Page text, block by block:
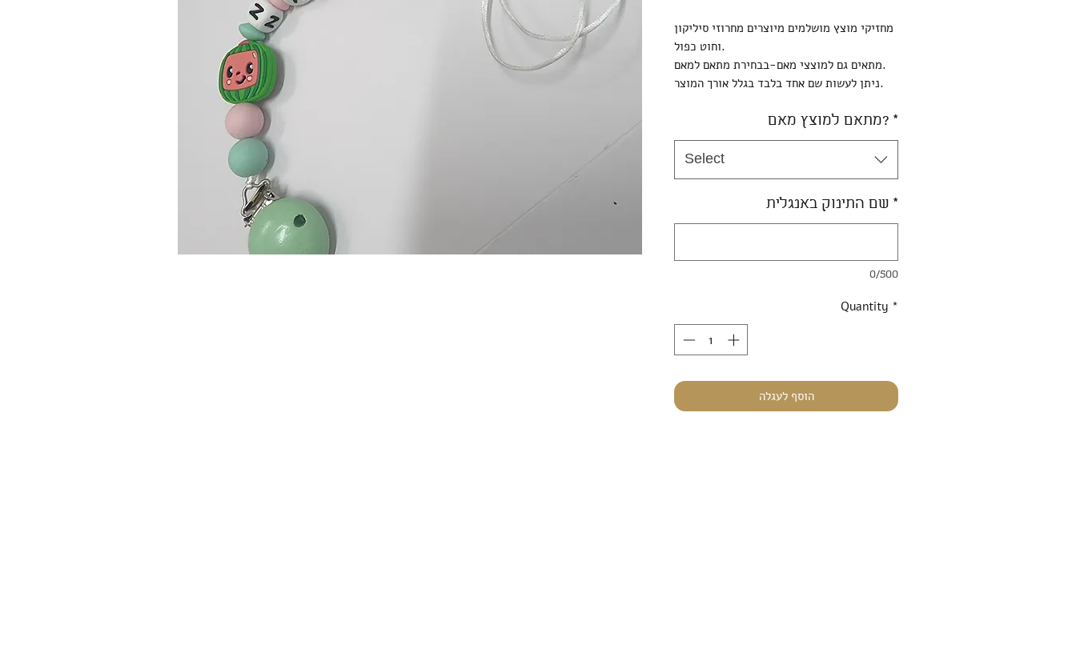
מחזיקי מוצץ מושלמים מיוצרים מחרוזי סיליקון
וחוט כפול.
מתאים גם למוצצי מאם-בבחירת מתאם למאם.
ניתן לעשות שם אחד בלבד בגלל אורך המוצר.
מתאם למוצץ מאם? *
Select
שם התינוק באנגלית *
0/500
Quantity *
הוסף לעגלה